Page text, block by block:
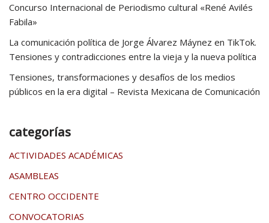
Concurso Internacional de Periodismo cultural «René Avilés
Fabila»
La comunicación política de Jorge Álvarez Máynez en TikTok.
Tensiones y contradicciones entre la vieja y la nueva política
Tensiones, transformaciones y desafíos de los medios
públicos en la era digital – Revista Mexicana de Comunicación
categorías
ACTIVIDADES ACADÉMICAS
ASAMBLEAS
CENTRO OCCIDENTE
CONVOCATORIAS